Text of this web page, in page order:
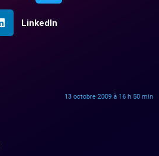
LinkedIn
13 octobre 2009 à 16 h 50 min